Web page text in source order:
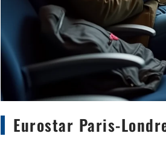
Eurostar Paris-